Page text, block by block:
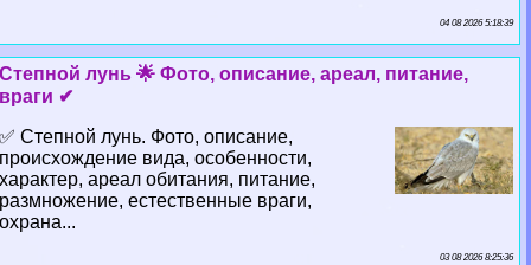
04 08 2026 5:18:39
Степной лунь 🌟 Фото, описание, ареал, питание,
враги ✔
✅ Степной лунь. Фото, описание,
происхождение вида, особенности,
хаpaктер, ареал обитания, питание,
размножение, естественные враги,
охрана...
03 08 2026 8:25:36